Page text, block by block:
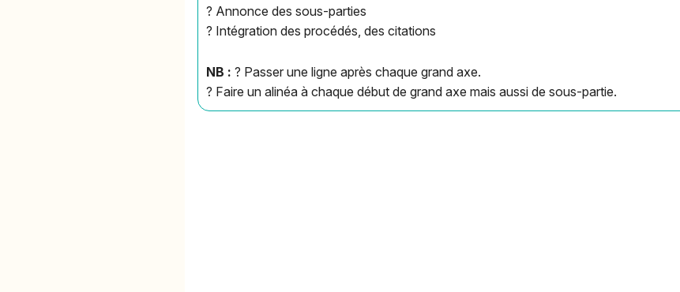
? Annonce des sous-parties
? Intégration des procédés, des citations
NB : ? Passer une ligne après chaque grand axe.
? Faire un alinéa à chaque début de grand axe mais aussi de sous-partie.